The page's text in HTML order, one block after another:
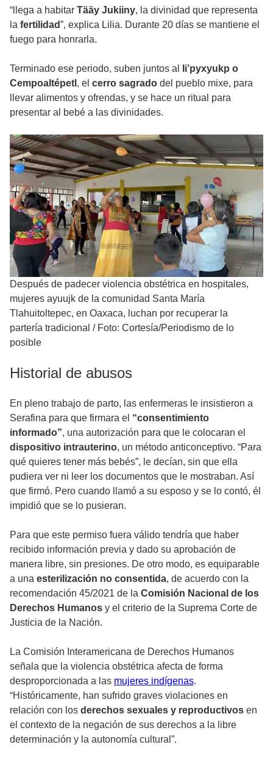
“llega a habitar Tääy Jukiiny, la divinidad que representa
la fertilidad”, explica Lilia. Durante 20 días se mantiene el
fuego para honrarla.
Terminado ese periodo, suben juntos al
Ii’pyxyukp o
Cempoaltépetl , el cerro sagrado del pueblo mixe, para
llevar alimentos y ofrendas, y se hace un ritual para
presentar al bebé a las divinidades.
Después de padecer violencia obstétrica en hospitales,
mujeres ayuujk de la comunidad Santa María
Tlahuitoltepec, en Oaxaca, luchan por recuperar la
partería tradicional / Foto: Cortesía/Periodismo de lo
posible
Historial de abusos
En pleno trabajo de parto, las enfermeras le insistieron a
Serafina para que firmara el “consentimiento
informado”, una autorización para que le colocaran el
dispositivo intrauterino, un método anticonceptivo. “Para
qué quieres tener más bebés”, le decían, sin que ella
pudiera ver ni leer los documentos que le mostraban. Así
que firmó. Pero cuando llamó a su esposo y se lo contó, él
impidió que se lo pusieran.
Para que este permiso fuera válido tendría que haber
recibido información previa y dado su aprobación de
manera libre, sin presiones. De otro modo, es equiparable
a una esterilización no consentida, de acuerdo con la
recomendación 45/2021 de la Comisión Nacional de los
Derechos Humanos y el criterio de la Suprema Corte de
Justicia de la Nación.
La Comisión Interamericana de Derechos Humanos
señala que la violencia obstétrica afecta de forma
desproporcionada a las mujeres indígenas.
“Históricamente, han sufrido graves violaciones en
relación con los derechos sexuales y reproductivos en
el contexto de la negación de sus derechos a la libre
determinación y la autonomía cultural”.